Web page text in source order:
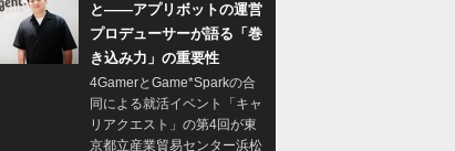
と――アプリボットの運営
プロデューサーが語る「巻
き込み力」の重要性
4GamerとGame*Sparkの合
同による就活イベント「キャ
リアクエスト」の第4回が東
京都立産業貿易センター浜松